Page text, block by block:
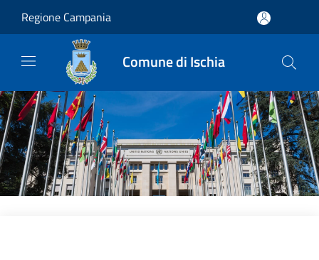
Regione Campania
Comune di Ischia